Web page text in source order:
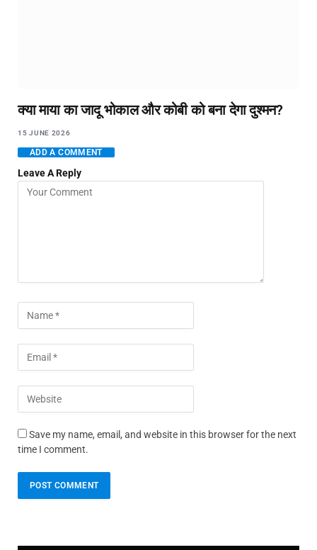
क्या माया का जादू भोकाल और कोबी को बना देगा दुश्मन?
15 JUNE 2026
ADD A COMMENT
Leave A Reply
Save my name, email, and website in this browser for the next
time I comment.